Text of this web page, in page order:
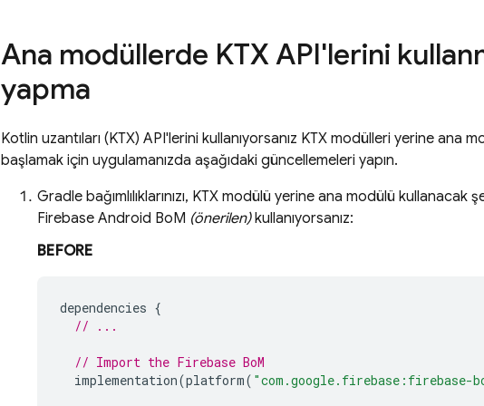
Ana modüllerde KTX API'lerini
yapma
Kotlin uzantıları (KTX) API'lerini kullanıyorsanız KTX modülleri yerine ana
başlamak için uygulamanızda aşağıdaki güncellemeleri yapın.
Gradle bağımlılıklarınızı, KTX modülü yerine ana modülü kullanacak
Firebase Android BoM (önerilen)kullanıyorsanız:
BEFORE
dependencies {
// ...
// Import the Firebase BoM
implementation(platform( "com.google.firebase:firebase-